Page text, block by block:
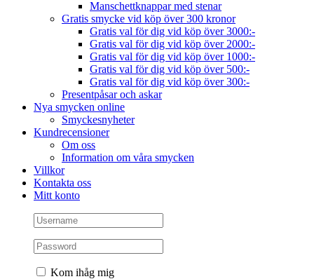
Manschettknappar med stenar
Gratis smycke vid köp över 300 kronor
Gratis val för dig vid köp över 3000:-
Gratis val för dig vid köp över 2000:-
Gratis val för dig vid köp över 1000:-
Gratis val för dig vid köp över 500:-
Gratis val för dig vid köp över 300:-
Presentpåsar och askar
Nya smycken online
Smyckesnyheter
Kundrecensioner
Om oss
Information om våra smycken
Villkor
Kontakta oss
Mitt konto
Kom ihåg mig